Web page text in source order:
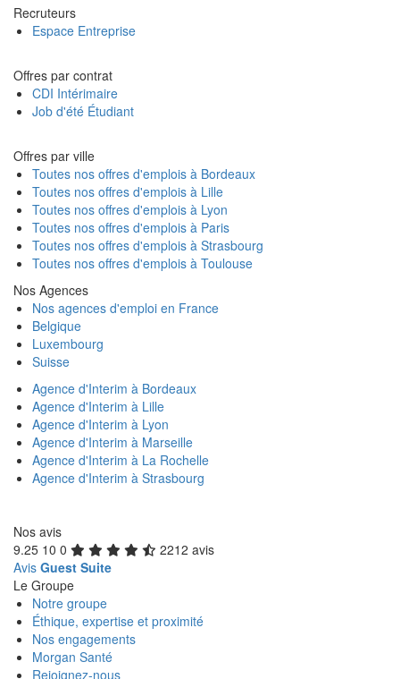
Recruteurs
Espace Entreprise
Offres par contrat
CDI Intérimaire
Job d'été Étudiant
Offres par ville
Toutes nos offres d'emplois à Bordeaux
Toutes nos offres d'emplois à Lille
Toutes nos offres d'emplois à Lyon
Toutes nos offres d'emplois à Paris
Toutes nos offres d'emplois à Strasbourg
Toutes nos offres d'emplois à Toulouse
Nos Agences
Nos agences d'emploi en France
Belgique
Luxembourg
Suisse
Agence d'Interim à Bordeaux
Agence d'Interim à Lille
Agence d'Interim à Lyon
Agence d'Interim à Marseille
Agence d'Interim à La Rochelle
Agence d'Interim à Strasbourg
Nos avis
9.25 10 0
2212 avis
Avis Guest Suite
Le Groupe
Notre groupe
Éthique, expertise et proximité
Nos engagements
Morgan Santé
Rejoignez-nous